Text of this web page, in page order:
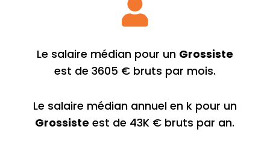

Le salaire médian pour un Grossiste
est de 3605 € bruts par mois.
Le salaire médian annuel en k pour un
Grossiste est de 43K € bruts par an.